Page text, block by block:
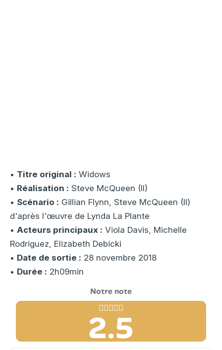
• Titre original : Widows
• Réalisation : Steve McQueen (II)
• Scénario : Gillian Flynn, Steve McQueen (II)
d'après l'œuvre de Lynda La Plante
• Acteurs principaux : Viola Davis, Michelle
Rodriguez, Elizabeth Debicki
• Date de sortie : 28 novembre 2018
• Durée : 2h09min
2.5